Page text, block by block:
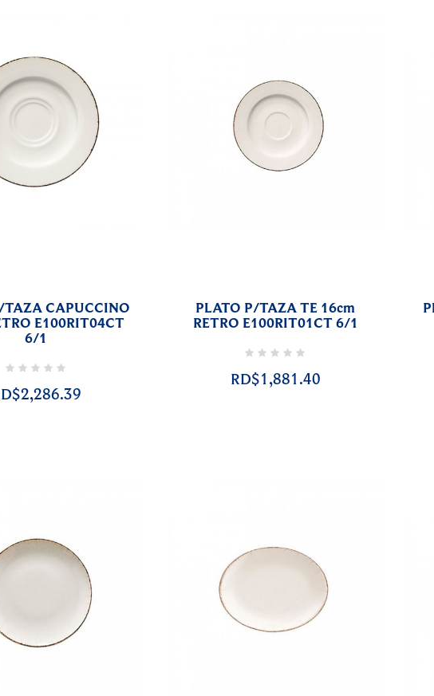
TAZA CAPUCCINO
E100RIT04CT
6/1
PLATO P/TAZA TE 16cm
RETRO E100RIT01CT 6/1
RD$1,881.40